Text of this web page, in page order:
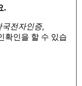
.
전자인증,
확인을 할 수 있습